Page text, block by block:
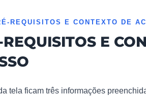
REQUISITOS E CONTEXTO DE
E
tela ficam três informações